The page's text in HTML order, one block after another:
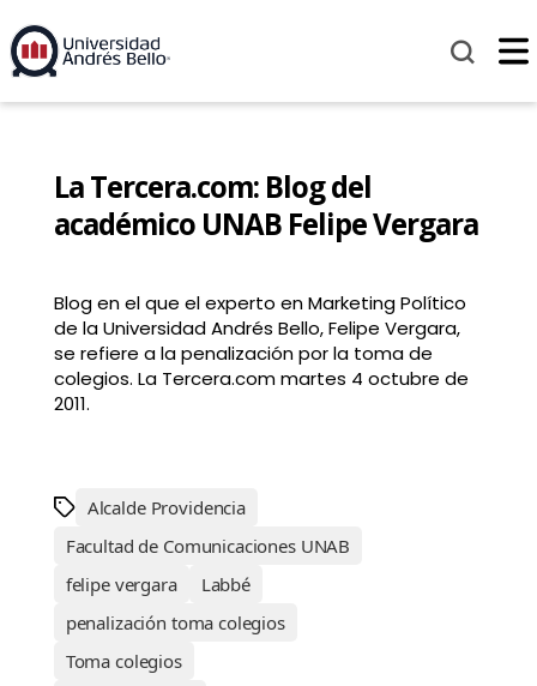
La Tercera.com: Blog del
académico UNAB Felipe Vergara
Blog en el que el experto en Marketing Político
de la Universidad Andrés Bello, Felipe Vergara,
se refiere a la penalización por la toma de
colegios. La Tercera.com martes 4 octubre de
2011.
Alcalde Providencia
Facultad de Comunicaciones UNAB
felipe vergara
Labbé
penalización toma colegios
Toma colegios